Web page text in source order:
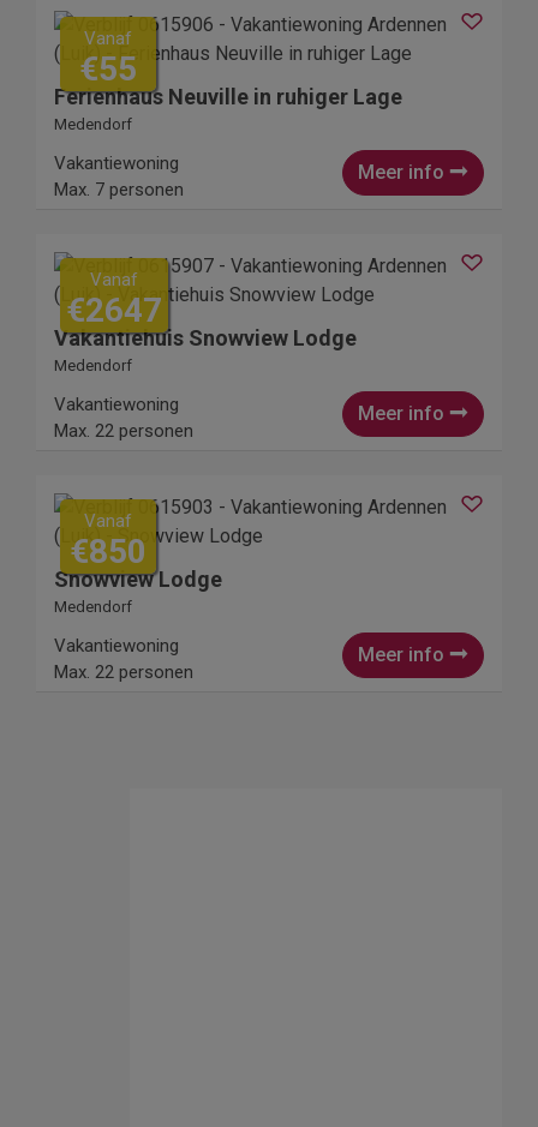
Vanaf
€55
Ferienhaus Neuville in ruhiger Lage
Medendorf
Meer info
Vakantiewoning
Max. 7 personen
Vanaf
€2647
Vakantiehuis Snowview Lodge
Medendorf
Meer info
Vakantiewoning
Max. 22 personen
Vanaf
€850
Snowview Lodge
Medendorf
Meer info
Vakantiewoning
Max. 22 personen